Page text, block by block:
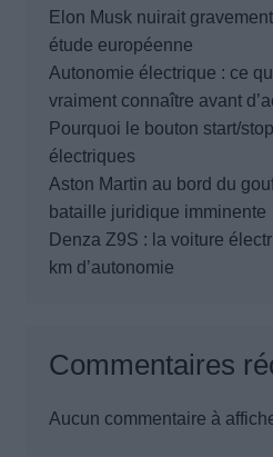
Elon Musk nuirait
étude européenne
Autonomie électrique : ce
vraiment connaître avant
Pourquoi le bouton start/
électriques
Aston Martin au bord du
bataille juridique imminente
Denza Z9S : la voiture
km d’autonomie
Commentaires
Aucun commentaire à